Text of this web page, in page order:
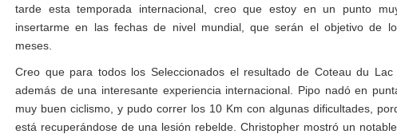
tarde esta temporada internacional, creo que estoy en un punto
insertarme en las fechas de nivel mundial, que serán el objetivo de
meses.
Creo que para todos los Seleccionados el resultado de Coteau du Lac
además de una interesante experiencia internacional. Pipo nadó en
muy buen ciclismo, y pudo correr los 10 Km con algunas dificultades,
está recuperándose de una lesión rebelde. Christopher mostró un